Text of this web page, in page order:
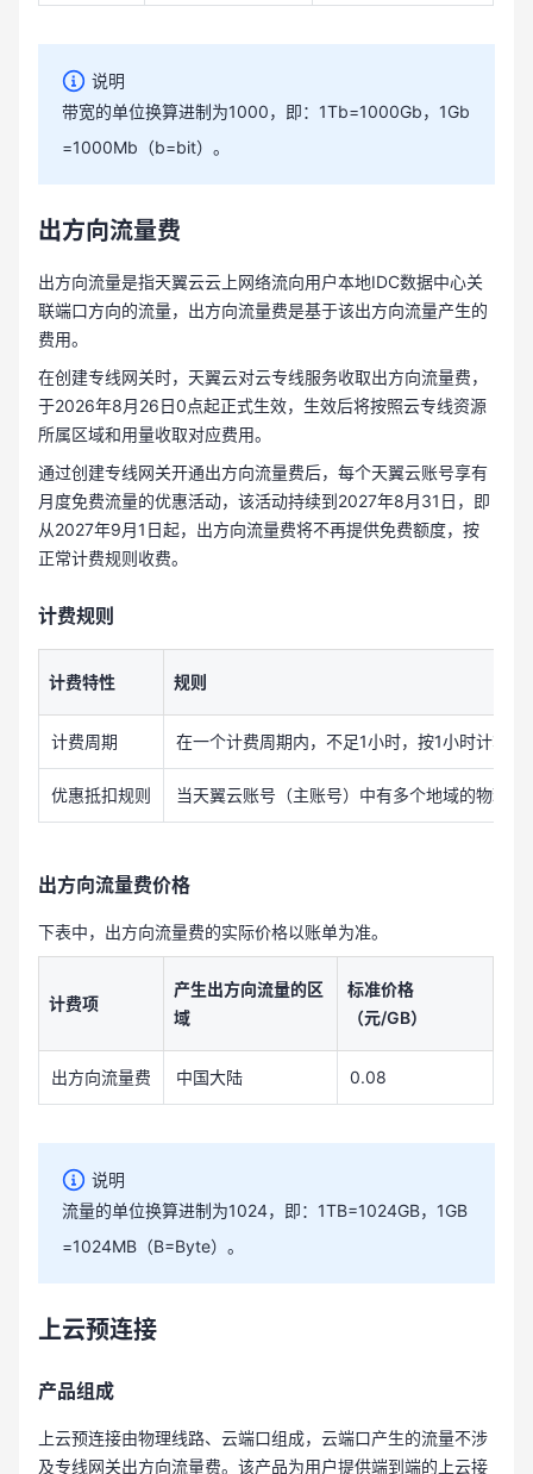
说明
带宽的单位换算进制为1000，即：1Tb=1000Gb，1Gb
=1000Mb（b=bit）。
出方向流量费
出方向流量是指天翼云云上网络流向用户本地IDC数据中心关
联端口方向的流量，出方向流量费是基于该出方向流量产生的
费用。
在创建专线网关时，天翼云对云专线服务收取出方向流量费，
于2026年8月26日0点起正式生效，生效后将按照云专线资源
所属区域和用量收取对应费用。
通过创建专线网关开通出方向流量费后，每个天翼云账号享有
月度免费流量的优惠活动，该活动持续到2027年8月31日，即
从2027年9月1日起，出方向流量费将不再提供免费额度，按
正常计费规则收费。
计费规则
计费特性 规则
计费周期 在一个计费周期内，不足1小时，按1小时计算。
优惠抵扣规则 当天翼云账号（主账号）中有多个地域的物理
出方向流量费价格
下表中，出方向流量费的实际价格以账单为准。
计费项
产生出方向流量的区
域
标准价格
（元/GB）
出方向流量费 中国大陆 0.08
说明
流量的单位换算进制为1024，即：1TB=1024GB，1GB
=1024MB（B=Byte）。
上云预连接
产品组成
上云预连接由物理线路、云端口组成，云端口产生的流量不涉
及专线网关出方向流量费。该产品为用户提供端到端的上云接